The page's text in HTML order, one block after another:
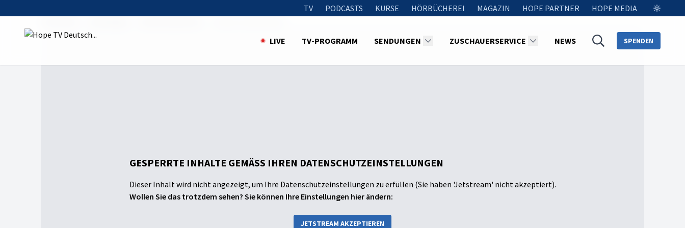
TV PODCASTS KURSE HÖRBÜCHEREI MAGAZIN HOPE PARTNER HOPE MEDIA
LIVE TV-PROGRAMM SENDUNGEN ZUSCHAUERSERVICE NEWS SPENDEN
GESPERRTE INHALTE GEMÄSS IHREN DATENSCHUTZEINSTELLUNGEN
Dieser Inhalt wird nicht angezeigt, um Ihre Datenschutzeinstellungen zu erfüllen (Sie haben 'Jetstream' nicht akzeptiert).
Wollen Sie das trotzdem sehen? Sie können Ihre Einstellungen hier ändern:
JETSTREAM AKZEPTIEREN